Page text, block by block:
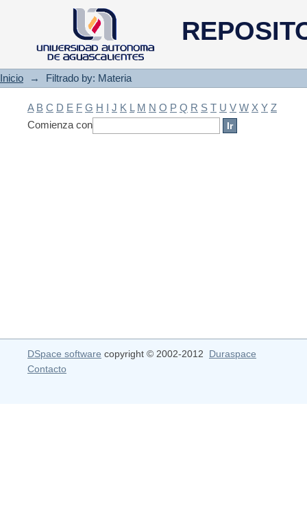
Filtrado by: Materia
Inicio → Filtrado by: Materia
A B C D E F G H I J K L M N O P Q R S T U V W X Y Z
Comienza con
DSpace software copyright © 2002-2012 Duraspace
Contacto